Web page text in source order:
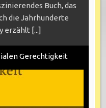
Buch, das
die Jahrhunderte
erzählt [...]
Gerechtigkeit